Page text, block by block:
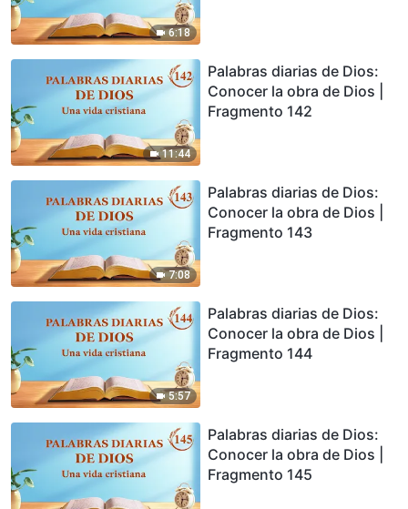
6:18
11:44
Palabras diarias de Dios:
Conocer la obra de Dios |
Fragmento 142
7:08
Palabras diarias de Dios:
Conocer la obra de Dios |
Fragmento 143
5:57
Palabras diarias de Dios:
Conocer la obra de Dios |
Fragmento 144
Palabras diarias de Dios:
Conocer la obra de Dios |
Fragmento 145